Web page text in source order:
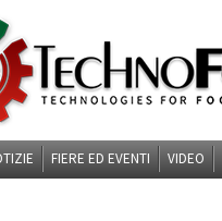
FIERE ED EVENTI VIDEO